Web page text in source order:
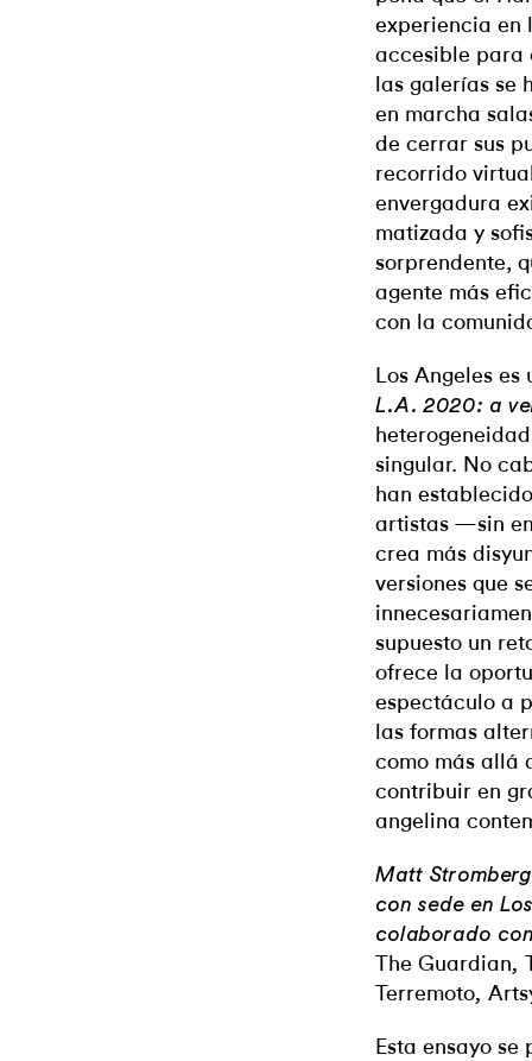
experiencia en
accesible para
las galerías se
en marcha
de cerrar sus
recorrido
envergadura
matizada y
sorprendente,
agente más
con la
Los Angeles
L.A. 2020: a
singular. No
han
artistas —sin
crea más
versiones que
supuesto un
ofrece la
espectáculo a
las formas
como más allá
contribuir en
angelina
Matt
con sede en
colaborado
The Guardian,
Terremoto,
Esta ensayo